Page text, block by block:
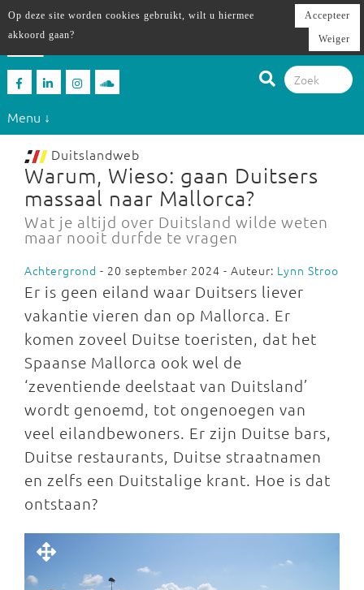
Menu ↓
Duitslandweb
Warum, Wieso: gaan Duitsers
massaal naar Mallorca?
Wat je altijd over Duitsland wilde weten
maar nooit durfde te vragen
Achtergrond - 20 september 2024 - Auteur: Lynn Stroo
Er is geen eiland waar Duitsers liever
vakantie vieren dan op Mallorca. Er
komen zoveel Duitse toeristen, dat het
Spaanse Mallorca ook wel de
‘zeventiende deelstaat van Duitsland’
wordt genoemd, tot ongenoegen van
veel eilandbewoners. Er zijn Duitse bars,
Duitse restaurants, Duitse straatnamen
en zelfs een Duitstalige krant. Hoe is dat
ontstaan?
Op deze site worden cookies gebruikt, wilt u hiermee
akkoord gaan?
Accepteer
Weiger